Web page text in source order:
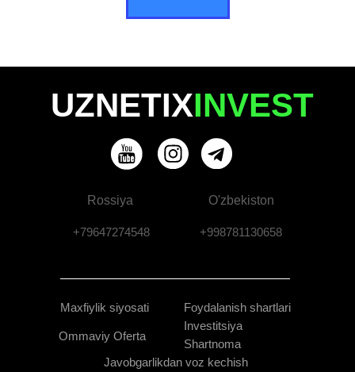
Maxfiylik siyosati
Ommaviy Oferta
Foydalanish shartlari
Shartnoma
Rossiya
+79647274548
O'zbekiston
+998781130658
UZNETIXINVEST
Javobgarlikdan voz kechish
Investitsiya